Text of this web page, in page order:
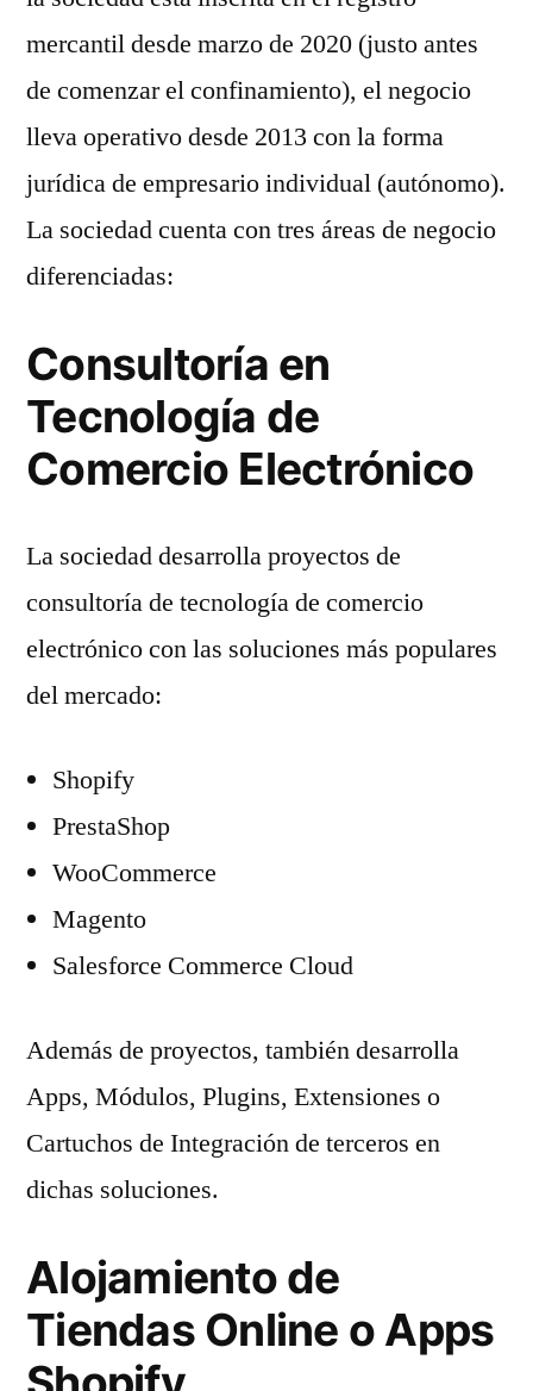
mercantil desde marzo de 2020 (justo antes
de comenzar el confinamiento), el negocio
lleva operativo desde 2013 con la forma
jurídica de empresario individual (autónomo).
La sociedad cuenta con tres áreas de negocio
diferenciadas:
Consultoría en
Tecnología de
Comercio Electrónico
La sociedad desarrolla proyectos de
consultoría de tecnología de comercio
electrónico con las soluciones más populares
del mercado:
Shopify
PrestaShop
WooCommerce
Magento
Salesforce Commerce Cloud
Además de proyectos, también desarrolla
Apps, Módulos, Plugins, Extensiones o
Cartuchos de Integración de terceros en
dichas soluciones.
Alojamiento de
Tiendas Online o Apps